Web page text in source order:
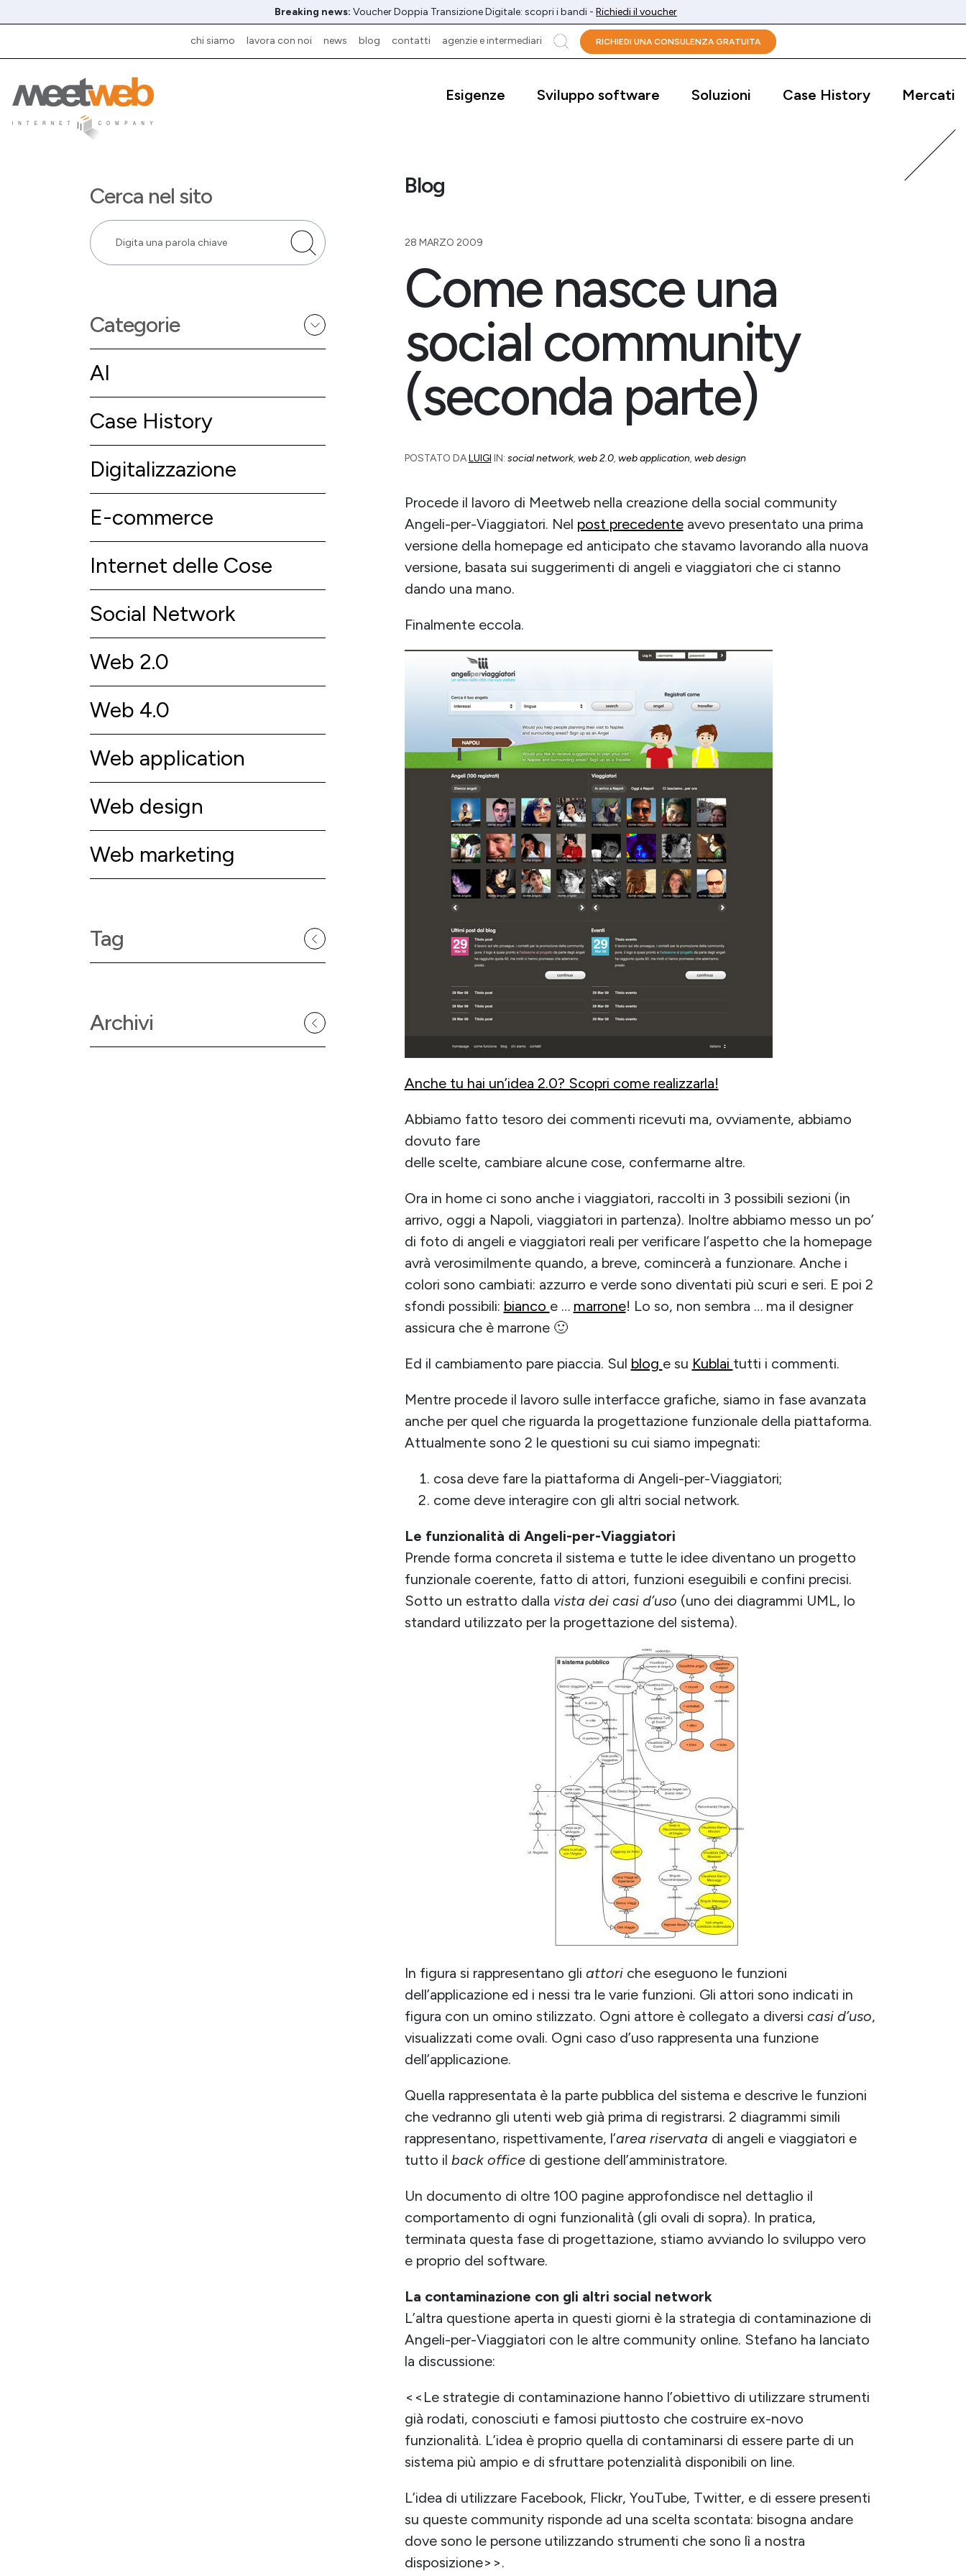
Breaking news: Voucher Doppia Transizione Digitale: scopri i bandi - Richiedi il voucher
chi siamo lavora con noi news blog contatti agenzie e intermediari cerca
RICHIEDI UNA CONSULENZA GRATUITA
Esigenze Sviluppo software Soluzioni Case History Mercati
Cerca nel sito
Categorie
AI
Case History
Digitalizzazione
E-commerce
Internet delle Cose
Social Network
Web 2.0
Web 4.0
Web application
Web design
Web marketing
Tag
Archivi
Blog
28 MARZO 2009
Come nasce una
social community
(seconda parte)
POSTATO DALUIGI IN: social network, web 2.0, web application, web design
Procede il lavoro di Meetweb nella creazione della social community
Angeli-per-Viaggiatori. Nel post precedenteavevo presentato una prima
versione della homepage ed anticipato che stavamo lavorando alla nuova
versione, basata sui suggerimenti di angeli e viaggiatori che ci stanno
dando una mano.
Finalmente eccola.
Anche tu hai un’idea 2.0? Scopri come realizzarla!
Abbiamo fatto tesoro dei commenti ricevuti ma, ovviamente, abbiamo
dovuto fare
delle scelte, cambiare alcune cose, confermarne altre.
Ora in home ci sono anche i viaggiatori, raccolti in 3 possibili sezioni (in
arrivo, oggi a Napoli, viaggiatori in partenza). Inoltre abbiamo messo un po’
di foto di angeli e viaggiatori reali per verificare l’aspetto che la homepage
avrà verosimilmente quando, a breve, comincerà a funzionare. Anche i
colori sono cambiati: azzurro e verde sono diventati più scuri e seri. E poi 2
sfondi possibili: bianco e … marrone! Lo so, non sembra … ma il designer
assicura che è marrone 🙂
Ed il cambiamento pare piaccia. Sul blog e su Kublai tutti i commenti.
Mentre procede il lavoro sulle interfacce grafiche, siamo in fase avanzata
anche per quel che riguarda la progettazione funzionale della piattaforma.
Attualmente sono 2 le questioni su cui siamo impegnati:
cosa deve fare la piattaforma di Angeli-per-Viaggiatori;
come deve interagire con gli altri social network.
Le funzionalità di Angeli-per-Viaggiatori
Prende forma concreta il sistema e tutte le idee diventano un progetto
funzionale coerente, fatto di attori, funzioni eseguibili e confini precisi.
Sotto un estratto dalla vista dei casi d’uso (uno dei diagrammi UML, lo
standard utilizzato per la progettazione del sistema).
In figura si rappresentano gli attori che eseguono le funzioni
dell’applicazione ed i nessi tra le varie funzioni. Gli attori sono indicati in
figura con un omino stilizzato. Ogni attore è collegato a diversi casi d’uso,
visualizzati come ovali. Ogni caso d’uso rappresenta una funzione
dell’applicazione.
Quella rappresentata è la parte pubblica del sistema e descrive le funzioni
che vedranno gli utenti web già prima di registrarsi. 2 diagrammi simili
rappresentano, rispettivamente, l’area riservata di angeli e viaggiatori e
tutto il back office di gestione dell’amministratore.
Un documento di oltre 100 pagine approfondisce nel dettaglio il
comportamento di ogni funzionalità (gli ovali di sopra). In pratica,
terminata questa fase di progettazione, stiamo avviando lo sviluppo vero
e proprio del software.
La contaminazione con gli altri social network
L’altra questione aperta in questi giorni è la strategia di contaminazione di
Angeli-per-Viaggiatori con le altre community online. Stefano ha lanciato
la discussione:
<<Le strategie di contaminazione hanno l’obiettivo di utilizzare strumenti
già rodati, conosciuti e famosi piuttosto che costruire ex-novo
funzionalità. L’idea è proprio quella di contaminarsi di essere parte di un
sistema più ampio e di sfruttare potenzialità disponibili on line.
L’idea di utilizzare Facebook, Flickr, YouTube, Twitter, e di essere presenti
su queste community risponde ad una scelta scontata: bisogna andare
dove sono le persone utilizzando strumenti che sono lì a nostra
disposizione>>.